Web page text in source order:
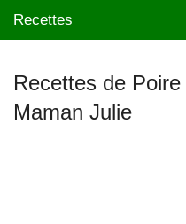
Recettes
Mes blogs préférés
Recettes de
Maman Julie